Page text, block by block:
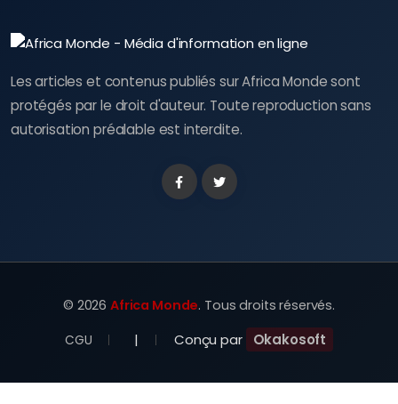
Les articles et contenus publiés sur Africa Monde sont
protégés par le droit d'auteur. Toute reproduction sans
autorisation préalable est interdite.
FacebookTwitter
© 2026 Africa Monde. Tous droits réservés.
CGU | Conçu par Okakosoft